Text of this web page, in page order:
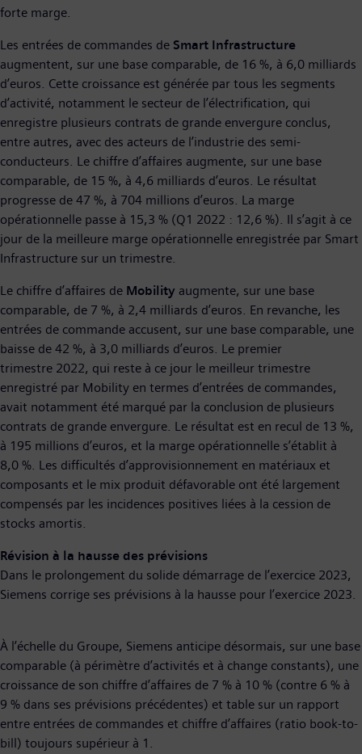
forte marge.
Les entrées de commandes de Smart Infrastructure
augmentent, sur une base comparable, de 16 %, à 6,0 milliards
d’euros. Cette croissance est générée par tous les segments
d’activité, notamment le secteur de l’électrification, qui
enregistre plusieurs contrats de grande envergure conclus,
entre autres, avec des acteurs de l’industrie des semi-
conducteurs. Le chiffre d’affaires augmente, sur une base
comparable, de 15 %, à 4,6 milliards d’euros. Le résultat
progresse de 47 %, à 704 millions d’euros. La marge
opérationnelle passe à 15,3 % (Q1 2022 : 12,6 %). Il s’agit à ce
jour de la meilleure marge opérationnelle enregistrée par Smart
Infrastructure sur un trimestre.
Le chiffre d’affaires de Mobility augmente, sur une base
comparable, de 7 %, à 2,4 milliards d’euros. En revanche, les
entrées de commande accusent, sur une base comparable, une
baisse de 42 %, à 3,0 milliards d’euros. Le premier
trimestre 2022, qui reste à ce jour le meilleur trimestre
enregistré par Mobility en termes d’entrées de commandes,
avait notamment été marqué par la conclusion de plusieurs
contrats de grande envergure. Le résultat est en recul de 13 %,
à 195 millions d’euros, et la marge opérationnelle s’établit à
8,0 %. Les difficultés d’approvisionnement en matériaux et
composants et le mix produit défavorable ont été largement
compensés par les incidences positives liées à la cession de
stocks amortis.
Révision à la hausse des prévisions
Dans le prolongement du solide démarrage de l’exercice 2023,
Siemens corrige ses prévisions à la hausse pour l’exercice 2023.
À l’échelle du Groupe, Siemens anticipe désormais, sur une base
comparable (à périmètre d’activités et à change constants), une
croissance de son chiffre d’affaires de 7 % à 10 % (contre 6 % à
9 % dans ses prévisions précédentes) et table sur un rapport
entre entrées de commandes et chiffre d’affaires (ratio book-to-
bill) toujours supérieur à 1.